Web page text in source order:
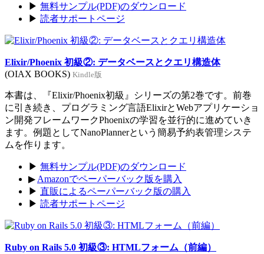
▶ 無料サンプル(PDF)のダウンロード
▶ 読者サポートページ
Elixir/Phoenix 初級②: データベースとクエリ構造体
(OIAX BOOKS) Kindle版
本書は、『Elixir/Phoenix初級』シリーズの第2巻です。前巻
に引き続き、プログラミング言語ElixirとWebアプリケーショ
ン開発フレームワークPhoenixの学習を並行的に進めていき
ます。例題としてNanoPlannerという簡易予約表管理システ
ムを作ります。
▶ 無料サンプル(PDF)のダウンロード
▶ Amazonでペーパーバック版を購入
▶ 直販によるペーパーバック版の購入
▶ 読者サポートページ
Ruby on Rails 5.0 初級③: HTMLフォーム（前編）